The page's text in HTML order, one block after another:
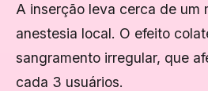
A inserção leva cerca de um
anestesia local. O efeito
sangramento irregular, que
cada 3 usuários.